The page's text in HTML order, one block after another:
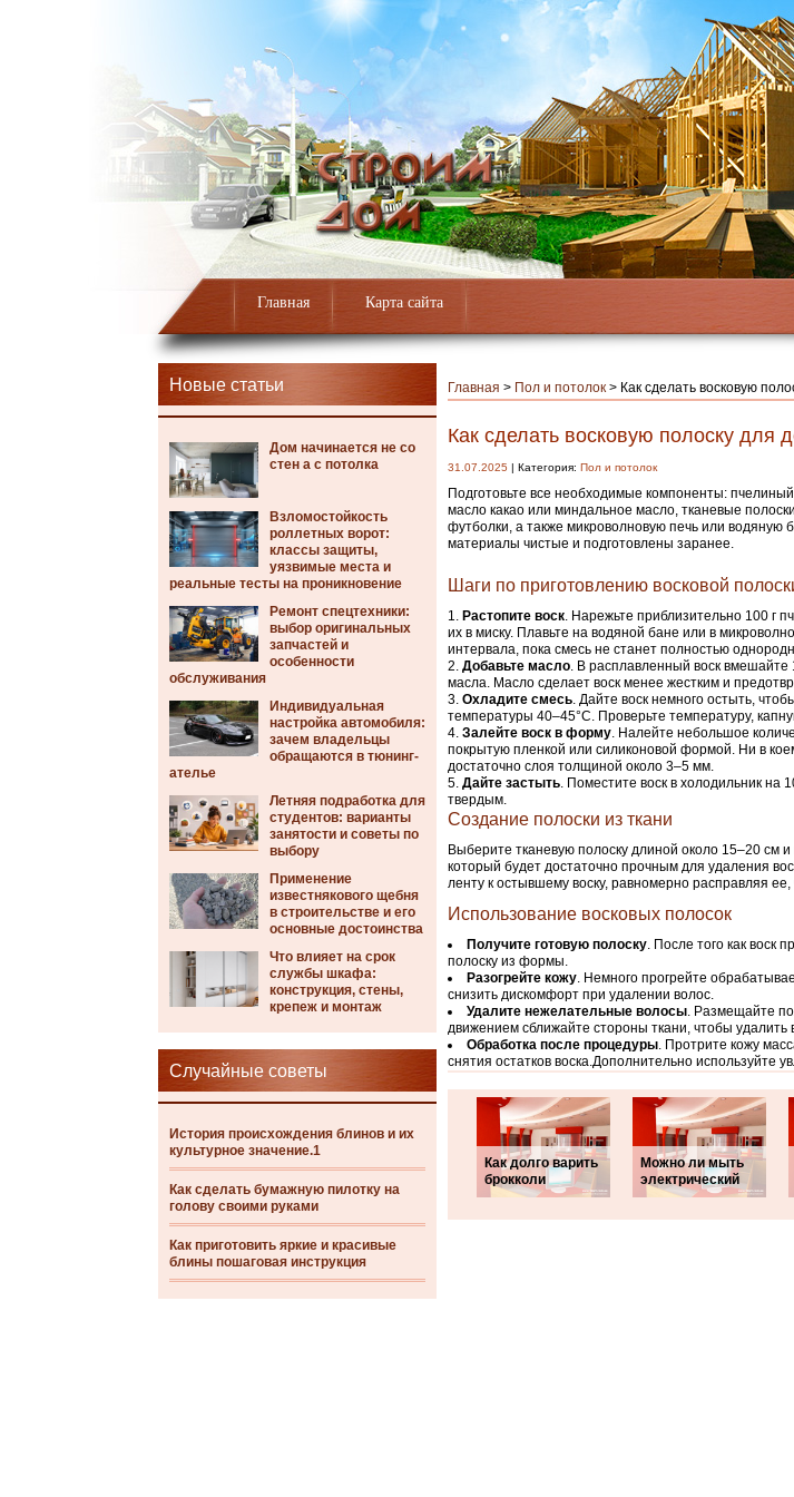
Главная Карта сайта
Новые статьи
Дом начинается не со
стен а с потолка
Взломостойкость
роллетных ворот:
классы защиты,
уязвимые места и
реальные тесты на проникновение
Ремонт спецтехники:
выбор оригинальных
запчастей и
особенности
обслуживания
Индивидуальная
настройка автомобиля:
зачем владельцы
обращаются в тюнинг-
ателье
Летняя подработка для
студентов: варианты
занятости и советы по
выбору
Применение
известнякового щебня
в строительстве и его
основные достоинства
Что влияет на срок
службы шкафа:
конструкция, стены,
крепеж и монтаж
Случайные советы
История происхождения блинов и их
культурное значение.1
Как сделать бумажную пилотку на
голову своими руками
Как приготовить яркие и красивые
блины пошаговая инструкция
Главная > Пол и потолок > Как сделать восковую
Как сделать восковую полоску для
31.07.2025 | Категория: Пол и потолок
Подготовьте все необходимые компоненты:
масло какао или миндальное масло, тканевые
футболки, а также микроволновую печь или водяную
материалы чистые и подготовлены заранее.
Шаги по приготовлению восковой
Растопите воск. Нарежьте приблизительно 100 г
их в миску. Плавьте на водяной бане или в
интервала, пока смесь не станет полностью
Добавьте масло. В расплавленный воск вмешайте
масла. Масло сделает воск менее жестким и
Охладите смесь. Дайте воск немного остыть,
температуры 40–45°С. Проверьте температуру,
Залейте воск в форму. Налейте небольшое
покрытую пленкой или силиконовой формой. Ни в
достаточно слоя толщиной около 3–5 мм.
Дайте застыть. Поместите воск в холодильник на
твердым.
Создание полоски из ткани
Выберите тканевую полоску длиной около 15–20 см
который будет достаточно прочным для удаления
ленту к остывшему воску, равномерно расправляя
Использование восковых полосок
Получите готовую полоску. После того как воск
полоску из формы.
Разогрейте кожу. Немного прогрейте
снизить дискомфорт при удалении волос.
Удалите нежелательные волосы. Размещайте
движением сближайте стороны ткани, чтобы удалить
Обработка после процедуры. Протрите кожу
снятия остатков воска.Дополнительно используйте
Как долго варить
брокколи
Можно ли мыть
электрический